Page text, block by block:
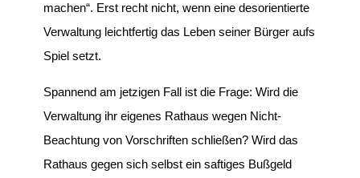
machen“. Erst recht nicht, wenn eine desorientierte
Verwaltung leichtfertig das Leben seiner Bürger aufs
Spiel setzt.
Spannend am jetzigen Fall ist die Frage: Wird die
Verwaltung ihr eigenes Rathaus wegen Nicht-
Beachtung von Vorschriften schließen? Wird das
Rathaus gegen sich selbst ein saftiges Bußgeld